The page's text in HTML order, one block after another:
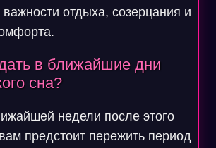
отдыха, созерцания и
в ближайшие дни
сна?
недели после этого
предстоит пережить период